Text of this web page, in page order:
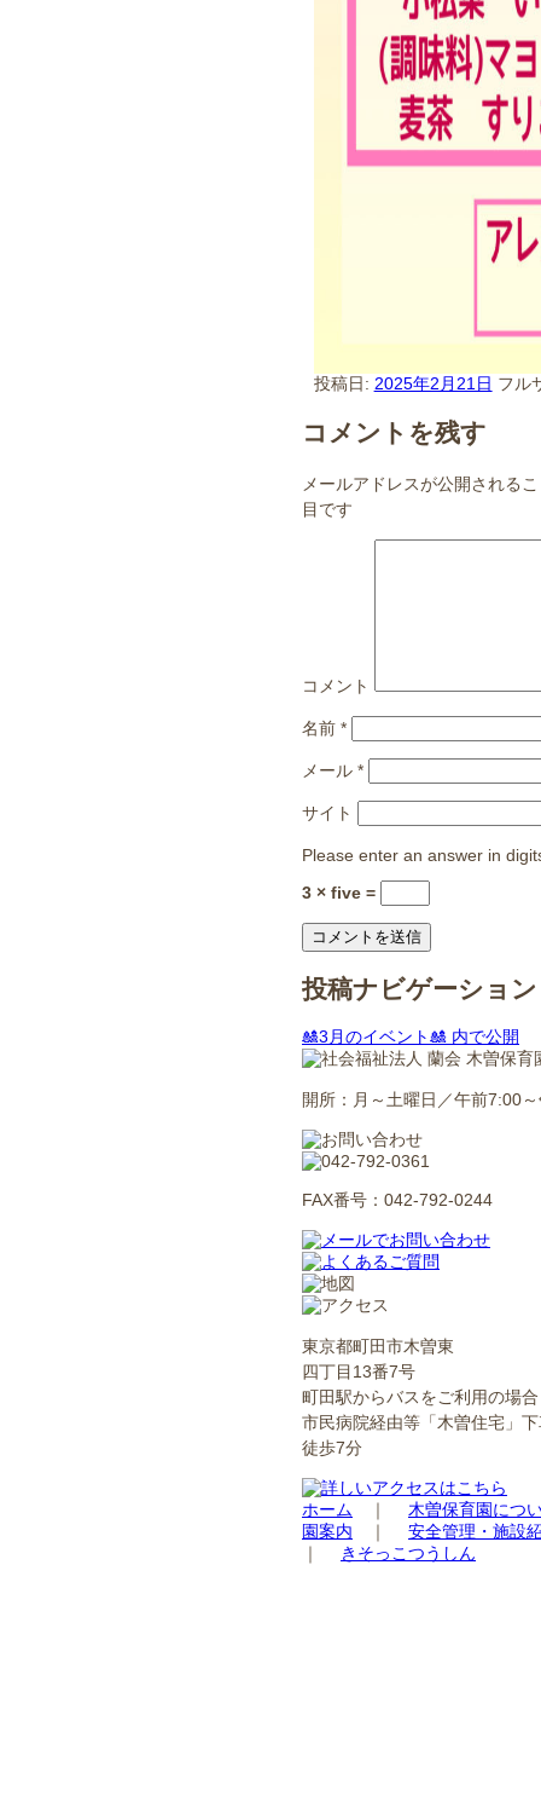
投稿日: 2025年2月21日 フル
コメントを残す
メールアドレスが公開される
目です
コメント
名前 *
メール *
サイト
Please enter an answer in
3 × five =
投稿ナビゲーション
🎎3月のイベント🎎 内で公開
開所：月～土曜日／午前7:00
FAX番号：042-792-0244
東京都町田市木曽東
四丁目13番7号
町田駅からバスをご利用の場合
市民病院経由等「木曽住宅」
徒歩7分
ホーム ｜ 木曽保育園につ
園案内 ｜ 安全管理・施設
｜
きそっこつうしん